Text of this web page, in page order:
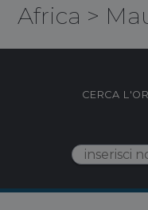
Africa >
CERCA